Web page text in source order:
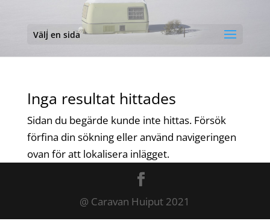
Välj en sida
Inga resultat hittades
Sidan du begärde kunde inte hittas. Försök
förfina din sökning eller använd navigeringen
ovan för att lokalisera inlägget.
@ Caravan Huiput 2021